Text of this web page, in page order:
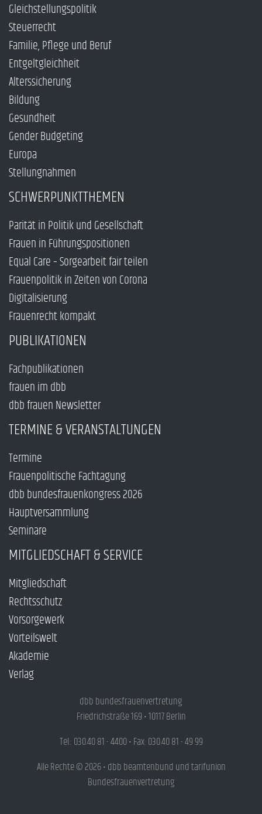
Gleichstellungspolitik
Steuerrecht
Familie, Pflege und Beruf
Entgeltgleichheit
Alterssicherung
Bildung
Gesundheit
Gender Budgeting
Europa
Stellungnahmen
SCHWERPUNKTTHEMEN
Parität in Politik und Gesellschaft
Frauen in Führungspositionen
Equal Care – Sorgearbeit fair teilen
Frauenpolitik in Zeiten von Corona
Digitalisierung
Frauenrecht kompakt
PUBLIKATIONEN
Fachpublikationen
frauen im dbb
dbb frauen Newsletter
TERMINE & VERANSTALTUNGEN
Termine
Frauenpolitische Fachtagung
dbb bundesfrauenkongress 2026
Hauptversammlung
Seminare
MITGLIEDSCHAFT & SERVICE
Mitgliedschaft
Rechtsschutz
Vorsorgewerk
Vorteilswelt
Akademie
Verlag
dbb bundesfrauenvertretung
Friedrichstraße 169 • 10117 Berlin
Tel.: 030.40 81 - 4400 • Fax: 030.40 81 - 49 99
Alle Rechte © 2026 • dbb beamtenbund und tarifunion
Bundesfrauenvertretung